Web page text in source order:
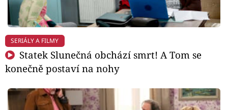
SERIÁLY A FILMY
Statek Slunečná obchází smrt! A Tom se
konečně postaví na nohy